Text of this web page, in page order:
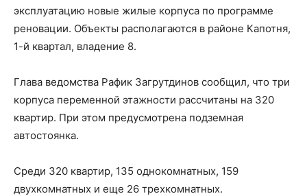
эксплуатацию новые жилые корпуса по программе
реновации. Объекты располагаются в районе Капотня,
1-й квартал, владение 8.
Глава ведомства Рафик Загрутдинов сообщил, что три
корпуса переменной этажности рассчитаны на 320
квартир. При этом предусмотрена подземная
автостоянка.
Среди 320 квартир, 135 однокомнатных, 159
двухкомнатных и еще 26 трехкомнатных.